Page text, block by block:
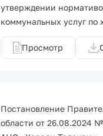
утверждении
коммунальных услуг по
Просмотр
Постановление
области от 26.08.2024